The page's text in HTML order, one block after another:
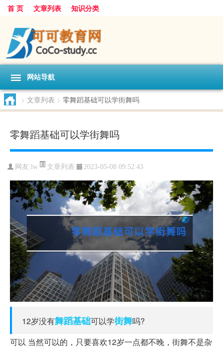
首 页 文章列表 知识分类
网站导航
> 文章列表 > 零舞蹈基础可以学街舞吗
零舞蹈基础可以学街舞吗
网友:lw 文章列表 2023-05-08 09:52:43
12岁没有舞蹈基础可以学街舞吗?
可以 当然可以的，只要喜欢12岁一点都不晚，街舞不是杂